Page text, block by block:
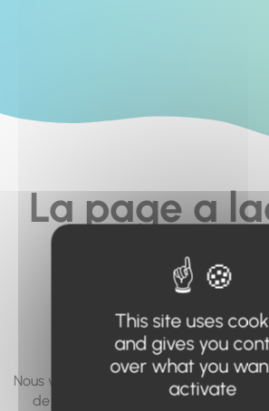
La page a
vous
accéder
pas... ou
Nous vous invitons à utiliser le moteur
de page, ou à utiliser le menu pour
This site uses
and gives you
over what you
activate